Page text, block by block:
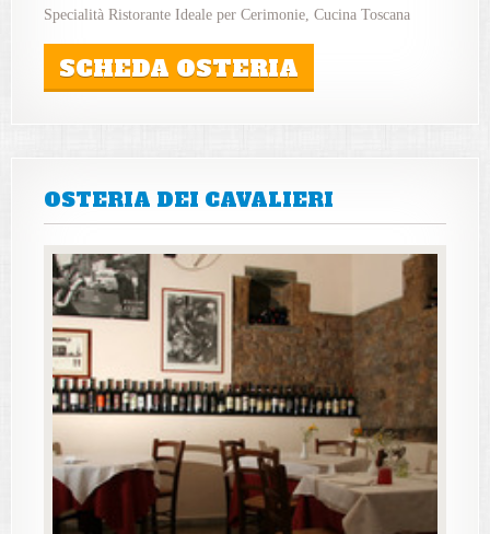
Specialità Ristorante Ideale per Cerimonie, Cucina Toscana
SCHEDA OSTERIA
OSTERIA DEI CAVALIERI